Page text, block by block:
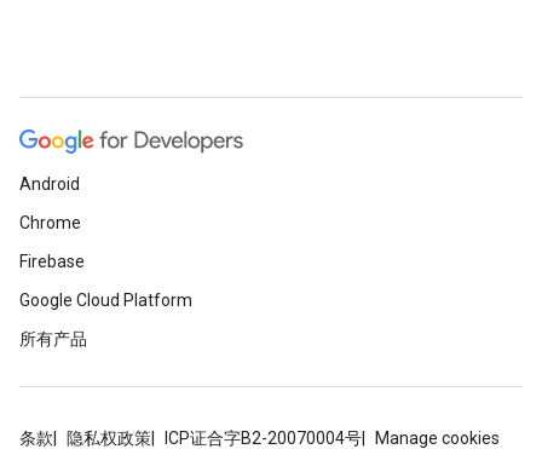
Android
Chrome
Firebase
Google Cloud Platform
所有产品
条款 隐私权政策 ICP证合字B2-20070004号 Manage cookies